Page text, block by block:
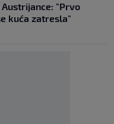
"Prvo
kuća zatresla"